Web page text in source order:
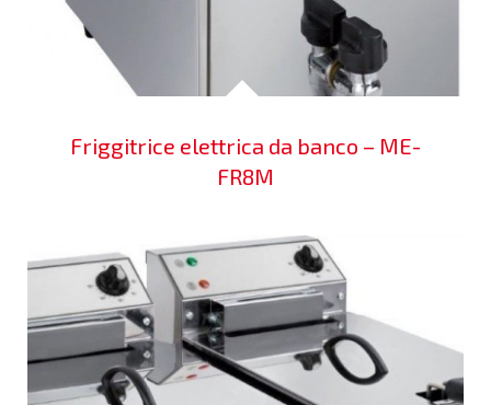
Friggitrice elettrica da banco – ME-
FR8M